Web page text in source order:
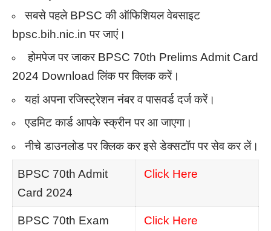
सबसे पहले BPSC की ऑफिशियल वेबसाइट
bpsc.bih.nic.in पर जाएं।
होमपेज पर जाकर BPSC 70th Prelims Admit Card
2024 Download लिंक पर क्लिक करें।
यहां अपना रजिस्ट्रेशन नंबर व पासवर्ड दर्ज करें।
एडमिट कार्ड आपके स्क्रीन पर आ जाएगा।
नीचे डाउनलोड पर क्लिक कर इसे डेक्सटॉप पर सेव कर लें।
BPSC 70th Admit
Card 2024
Click Here
BPSC 70th Exam
Click Here